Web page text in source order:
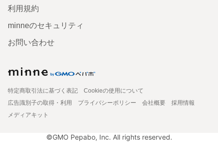
利用規約
minneのセキュリティ
お問い合わせ
特定商取引法に基づく表記
Cookieの使用について
広告識別子の取得・利用
プライバシーポリシー 会社概要
採用情報
メディアキット
©GMO Pepabo, Inc. All rights reserved.